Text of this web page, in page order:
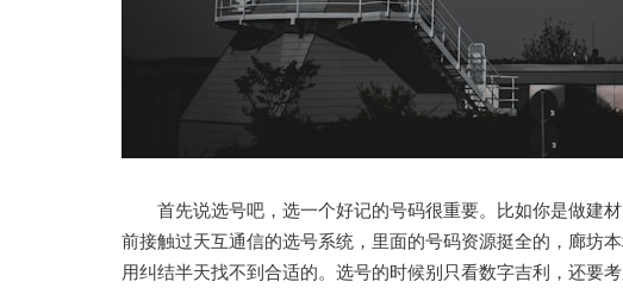
首先说选号吧，选一个好记的号码很重要。比如你是做建
前接触过天互通信的选号系统，里面的号码资源挺全的，廊坊
用纠结半天找不到合适的。选号的时候别只看数字吉利，还要